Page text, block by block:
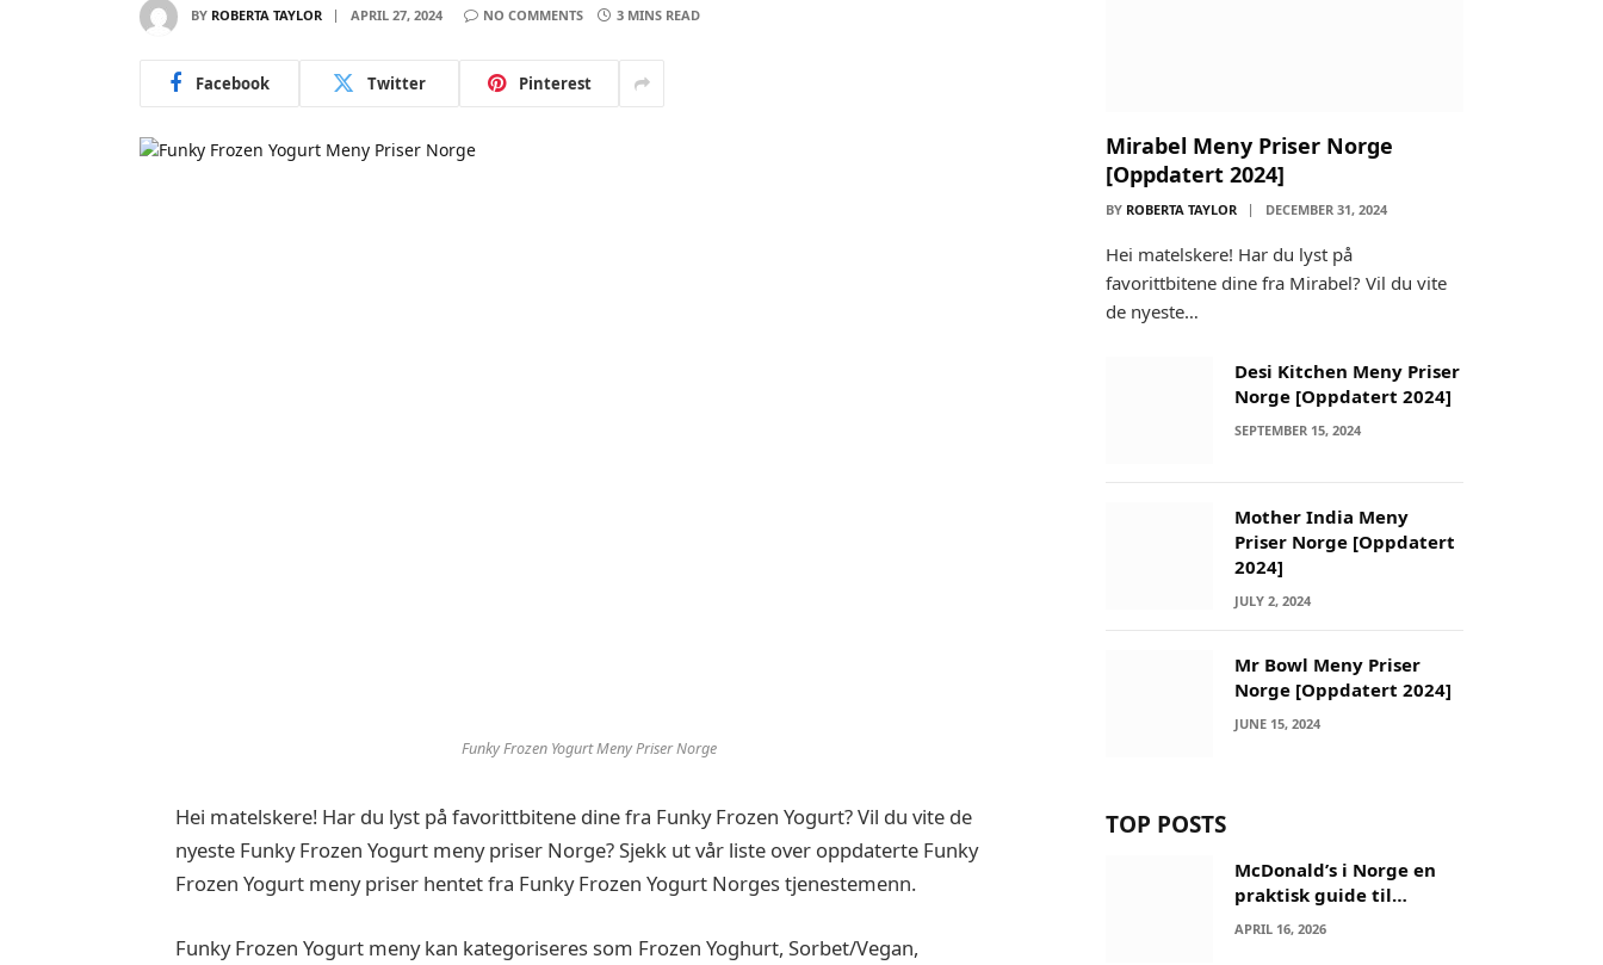
BY ROBERTA TAYLOR APRIL 27, 2024 NO COMMENTS 3 MINS READ
Facebook Twitter Pinterest
Funky Frozen Yogurt Meny Priser Norge
Hei matelskere! Har du lyst på favorittbitene dine fra Funky Frozen Yogurt? Vil du vite de
nyeste Funky Frozen Yogurt meny priser Norge? Sjekk ut vår liste over oppdaterte Funky
Frozen Yogurt meny priser hentet fra Funky Frozen Yogurt Norges tjenestemenn.
Funky Frozen Yogurt meny kan kategoriseres som Frozen Yoghurt, Sorbet/Vegan,
Mirabel Meny Priser Norge
[Oppdatert 2024]
BY ROBERTA TAYLOR DECEMBER 31, 2024
Hei matelskere! Har du lyst på
favorittbitene dine fra Mirabel? Vil du vite
de nyeste…
Desi Kitchen Meny Priser
Norge [Oppdatert 2024]
SEPTEMBER 15, 2024
Mother India Meny
Priser Norge [Oppdatert
2024]
JULY 2, 2024
Mr Bowl Meny Priser
Norge [Oppdatert 2024]
JUNE 15, 2024
TOP POSTS
McDonald’s i Norge en
praktisk guide til
menyer og besøk
APRIL 16, 2026